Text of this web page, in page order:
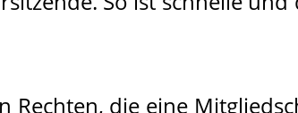
Rechten, die eine